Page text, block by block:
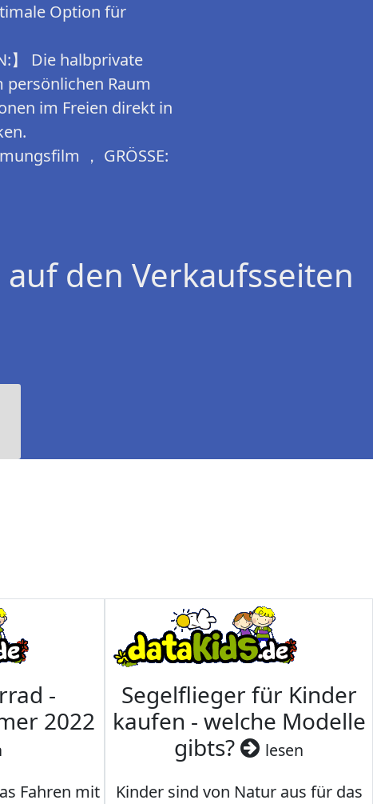
Option für
】 Die halbprivate
Raum
im Freien direkt in
， GRÖSSE:
den Verkaufsseiten
-
2022
Fahren mit
Segelflieger für Kinder
kaufen - welche Modelle
gibts?
lesen
Kinder sind von Natur aus für das